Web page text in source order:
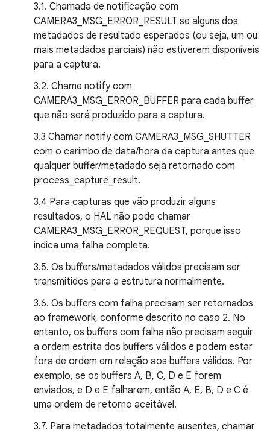
3.1. Chamada de notificação com
CAMERA3_MSG_ERROR_RESULT se alguns dos
metadados de resultado esperados (ou seja, um ou
mais metadados parciais) não estiverem disponíveis
para a captura.
3.2. Chame notify com
CAMERA3_MSG_ERROR_BUFFER para cada buffer
que não será produzido para a captura.
3.3 Chamar notify com CAMERA3_MSG_SHUTTER
com o carimbo de data/hora da captura antes que
qualquer buffer/metadado seja retornado com
process_capture_result.
3.4 Para capturas que vão produzir alguns
resultados, o HAL não pode chamar
CAMERA3_MSG_ERROR_REQUEST, porque isso
indica uma falha completa.
3.5. Os buffers/metadados válidos precisam ser
transmitidos para a estrutura normalmente.
3.6. Os buffers com falha precisam ser retornados
ao framework, conforme descrito no caso 2. No
entanto, os buffers com falha não precisam seguir
a ordem estrita dos buffers válidos e podem estar
fora de ordem em relação aos buffers válidos. Por
exemplo, se os buffers A, B, C, D e E forem
enviados, e D e E falharem, então A, E, B, D e C é
uma ordem de retorno aceitável.
3.7. Para metadados totalmente ausentes, chamar